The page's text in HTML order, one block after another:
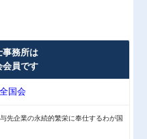
事務所は
会員です
先企業の永続的繁栄に奉仕するわが国